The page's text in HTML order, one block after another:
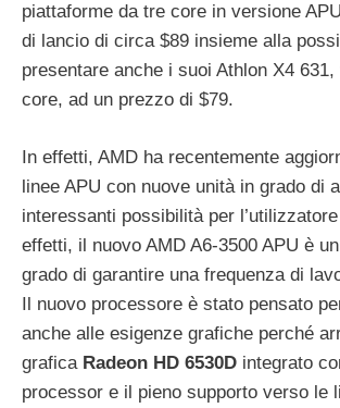
piattaforme da tre core in versione
di lancio di circa $89 insieme alla
presentare anche i suoi Athlon X4
core, ad un prezzo di $79.
In effetti, AMD ha recentemente
linee APU con nuove unità in grado di
interessanti possibilità per
effetti, il nuovo AMD A6-3500 APU è
grado di garantire una frequenza di
Il nuovo processore è stato pensato
anche alle esigenze grafiche perché
grafica Radeon HD 6530D integrato
processor e il pieno supporto verso le